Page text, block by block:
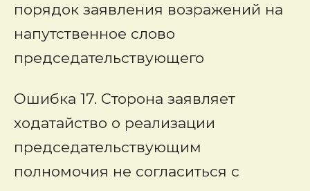
порядок заявления возражений на
напутственное слово
председательствующего
Ошибка 17. Сторона заявляет
ходатайство о реализации
председательствующим
полномочия не согласиться с